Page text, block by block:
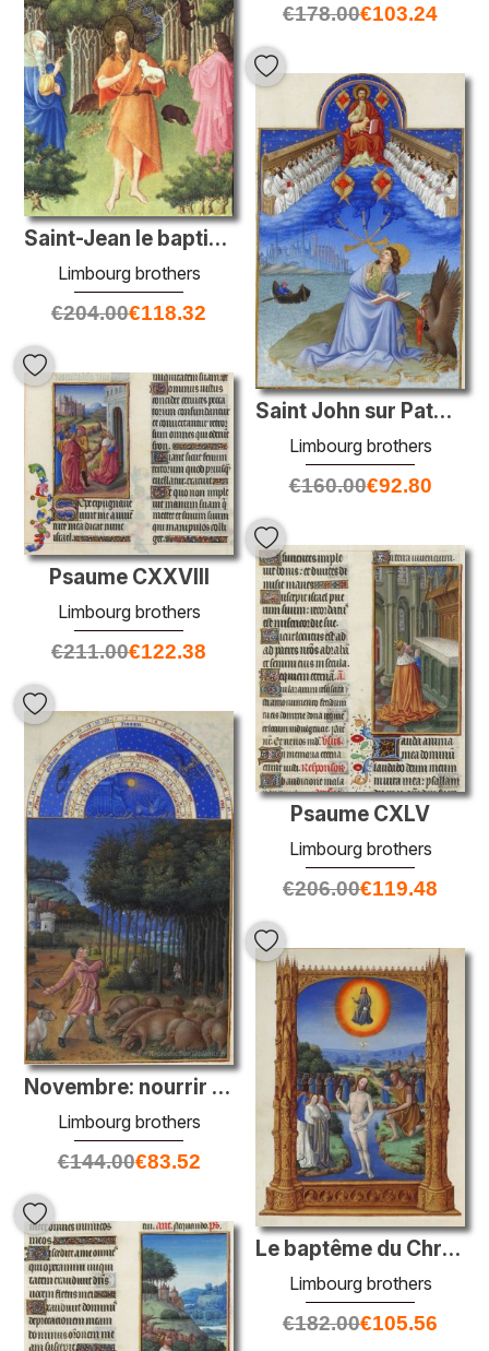
€178.00€103.24
Saint-Jean le baptiste dans le désert
Limbourg brothers
€204.00€118.32
Saint John sur Patmos
Limbourg brothers
€160.00€92.80
Psaume CXXVIII
Limbourg brothers
€211.00€122.38
Psaume CXLV
Limbourg brothers
€206.00€119.48
Novembre: nourrir des glands aux porcs
Limbourg brothers
€144.00€83.52
Le baptême du Christ
Limbourg brothers
€182.00€105.56